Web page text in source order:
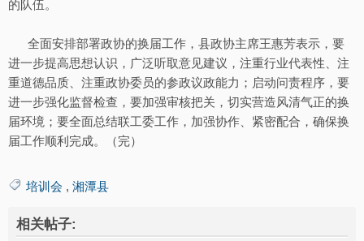
的队伍。
全面安排部署政协的换届工作，县政协主席王惠芳表示，要
进一步提高思想认识，广泛听取意见建议，注重行业代表性、注
重道德品质、注重政协委员的参政议政能力；启动问责程序，要
进一步强化监督检查，要加强审核把关，切实营造风清气正的换
届环境；要全面总结联工委工作，加强协作、紧密配合，确保换
届工作顺利完成。（完）
培训会 , 湘潭县
相关帖子: